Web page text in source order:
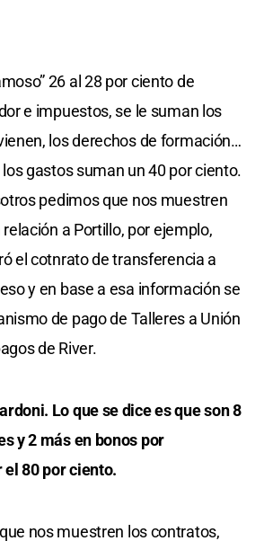
26 al 28 por ciento de
e impuestos, se le suman los
los derechos de formación…
los gastos suman un 40 por ciento.
pedimos que nos muestren
a Portillo, por ejemplo,
el cotnrato de transferencia a
y en base a esa información se
de pago de Talleres a Unión
de River.
Lo que se dice es que son 8
y 2 más en bonos por
80 por ciento.
nos muestren los contratos,